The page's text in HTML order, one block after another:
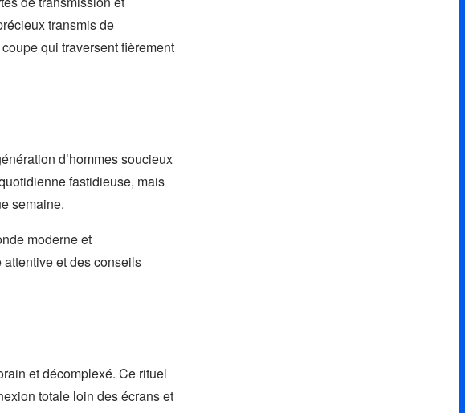
transmis de
qui traversent fièrement
d’hommes soucieux
fastidieuse, mais
semaine.
moderne et
et des conseils
et décomplexé. Ce rituel
totale loin des écrans et